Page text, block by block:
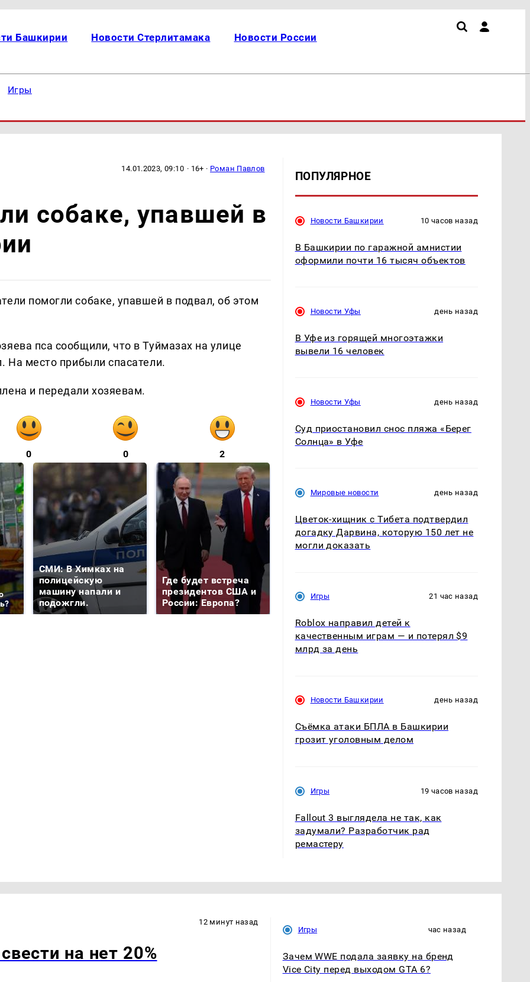
Башкирии Новости Стерлитамака Новости России
Игры
14.01.2023, 09:10 · 16+ · Роман Павлов
собаке, упавшей в
помогли собаке, упавшей в подвал, об этом
пса сообщили, что в Туймазах на улице
На место прибыли спасатели.
и передали хозяевам.
0 0 2
СМИ: В Химках на
полицейскую
машину напали и
подожгли.
Где будет встреча
президентов США и
России: Европа?
никто не ждал: как
так?!
были украдены 18
миллионов рублей
ПОПУЛЯРНОЕ
Новости Башкирии 10 часов назад
В Башкирии по гаражной амнистии
оформили почти 16 тысяч объектов
Новости Уфы день назад
В Уфе из горящей многоэтажки
вывели 16 человек
Новости Уфы день назад
Суд приостановил снос пляжа «Берег
Солнца» в Уфе
Мировые новости день назад
Цветок-хищник с Тибета подтвердил
догадку Дарвина, которую 150 лет не
могли доказать
Игры 21 час назад
Roblox направил детей к
качественным играм — и потерял $9
млрд за день
Новости Башкирии день назад
Съёмка атаки БПЛА в Башкирии
грозит уголовным делом
Игры 19 часов назад
Fallout 3 выглядела не так, как
задумали? Разработчик рад
ремастеру
12 минут назад
на нет 20%
Игры час назад
Зачем WWE подала заявку на бренд
Vice City перед выходом GTA 6?